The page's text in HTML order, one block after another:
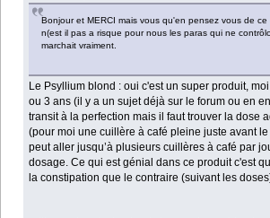
Bonjour et MERCI mais vous qu'en pensez vous de ce
n(est il pas a risque pour nous les paras qui ne
marchait vraiment.
Le Psyllium blond : oui c'est un super produit,
ou 3 ans (il y a un sujet déjà sur le forum ou en
transit à la perfection mais il faut trouver la dose
(pour moi une cuillère à café pleine juste avant
peut aller jusqu’à plusieurs cuillères à café par
dosage. Ce qui est génial dans ce produit c'est
la constipation que le contraire (suivant les